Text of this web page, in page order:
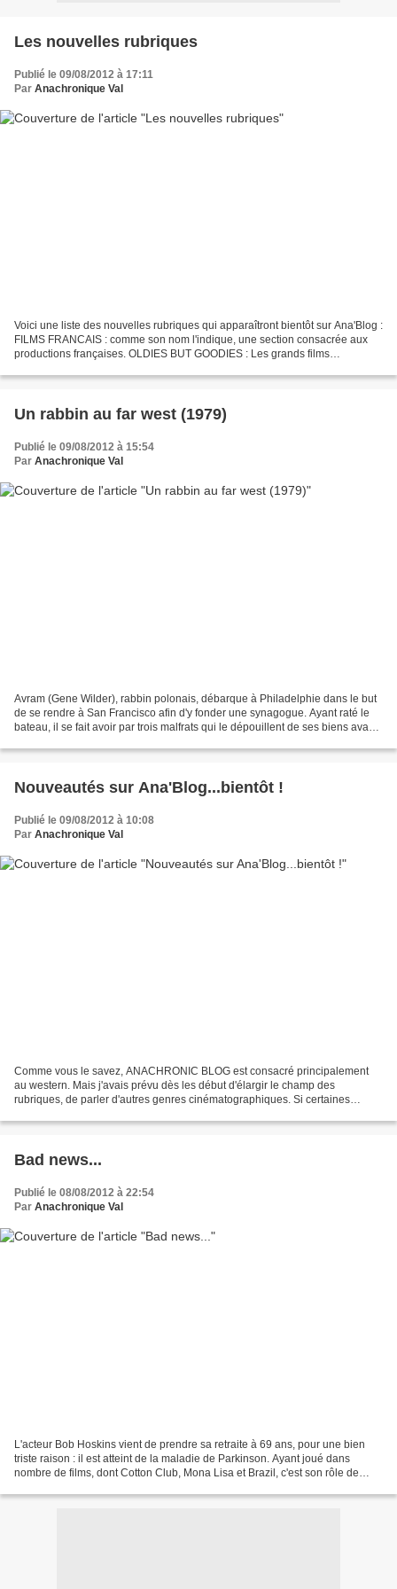
Les nouvelles rubriques
Publié le 09/08/2012 à 17:11
Par Anachronique Val
Voici une liste des nouvelles rubriques qui apparaîtront bientôt sur Ana'Blog :
FILMS FRANCAIS : comme son nom l'indique, une section consacrée aux
productions françaises. OLDIES BUT GOODIES : Les grands films
Un rabbin au far west (1979)
Publié le 09/08/2012 à 15:54
Par Anachronique Val
Avram (Gene Wilder), rabbin polonais, débarque à Philadelphie dans le but
de se rendre à San Francisco afin d'y fonder une synagogue. Ayant raté le
bateau, il se fait avoir par trois malfrats qui le dépouillent de ses biens avant
Nouveautés sur Ana'Blog...bientôt !
Publié le 09/08/2012 à 10:08
Par Anachronique Val
Comme vous le savez, ANACHRONIC BLOG est consacré principalement
au western. Mais j'avais prévu dès les début d'élargir le champ des
rubriques, de parler d'autres genres cinématographiques. Si certaines
Bad news...
Publié le 08/08/2012 à 22:54
Par Anachronique Val
L'acteur Bob Hoskins vient de prendre sa retraite à 69 ans, pour une bien
triste raison : il est atteint de la maladie de Parkinson. Ayant joué dans
nombre de films, dont Cotton Club, Mona Lisa et Brazil, c'est son rôle de